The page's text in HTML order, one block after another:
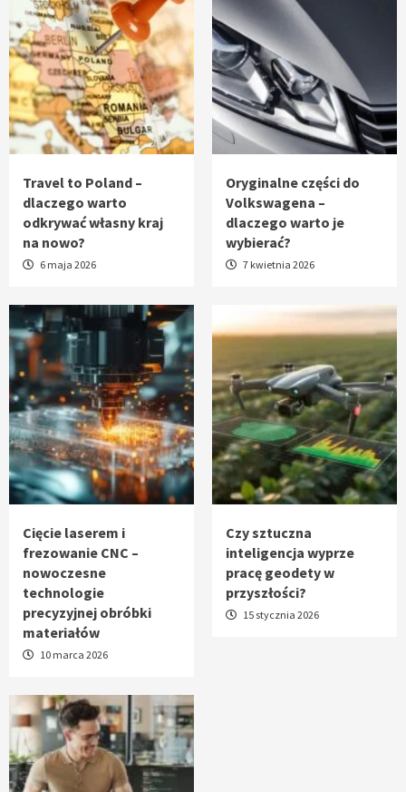
Travel to Poland –
dlaczego warto
odkrywać własny kraj
na nowo?
6 maja 2026
Oryginalne części do
Volkswagena –
dlaczego warto je
wybierać?
7 kwietnia 2026
Cięcie laserem i
frezowanie CNC –
nowoczesne
technologie
precyzyjnej obróbki
materiałów
10 marca 2026
Czy sztuczna
inteligencja wyprze
pracę geodety w
przyszłości?
15 stycznia 2026